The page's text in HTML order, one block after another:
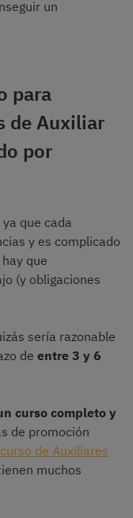
un
para
de Auxiliar
por
que cada
y es complicado
que
(y obligaciones
sería razonable
de entre 3 y 6
curso completo y
de promoción
curso de Auxiliares
muchos